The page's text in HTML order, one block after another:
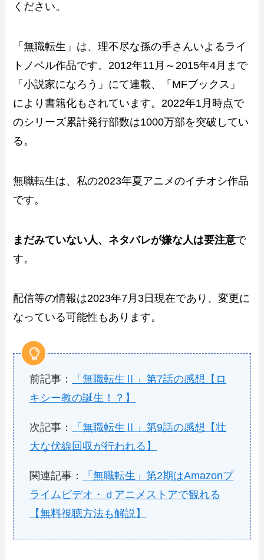
ください。
「無職転生」は、理不尽な孫の手さんいよるライ
トノベル作品です。2012年11月～2015年4月まで
「小説家になろう」にて連載、「MFブックス」
により書籍化もされています。2022年1月時点で
のシリーズ累計発行部数は1000万部を突破してい
る。
無職転生は、私の2023年夏アニメのイチオシ作品
です。
まだみていない人、ネタバレが嫌な人は要注意で
す。
配信等の情報は2023年7月3日現在であり、変更に
なっている可能性もあります。
前記事： 「無職転生Ⅱ」第7話の感想【ロ
キシー教の誕生！？】
次記事：
「無職転生Ⅱ」第9話の感想【壮
大な伏線回収が行われる】
関連記事：
「無職転生」第2期はAmazonプ
ライムビデオ・ｄアニメストアで観れる
【無料視聴方法も解説】